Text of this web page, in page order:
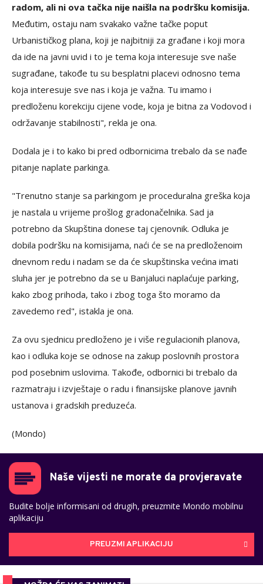
radom, ali ni ova tačka nije naišla na podršku komisija.
Međutim, ostaju nam svakako važne tačke poput
Urbanističkog plana, koji je najbitniji za građane i koji mora
da ide na javni uvid i to je tema koja interesuje sve naše
sugrađane, takođe tu su besplatni placevi odnosno tema
koja interesuje sve nas i koja je važna. Tu imamo i
predloženu korekciju cijene vode, koja je bitna za Vodovod i
održavanje stabilnosti", rekla je ona.
Dodala je i to kako bi pred odbornicima trebalo da se nađe
pitanje naplate parkinga.
"Trenutno stanje sa parkingom je proceduralna greška koja
je nastala u vrijeme prošlog gradonačelnika. Sad ja
potrebno da Skupština donese taj cjenovnik. Odluka je
dobila podršku na komisijama, naći će se na predloženoim
dnevnom redu i nadam se da će skupštinska većina imati
sluha jer je potrebno da se u Banjaluci naplaćuje parking,
kako zbog prihoda, tako i zbog toga što moramo da
zavedemo red", istakla je ona.
Za ovu sjednicu predloženo je i više regulacionih planova,
kao i odluka koje se odnose na zakup poslovnih prostora
pod posebnim uslovima. Takođe, odbornici bi trebalo da
razmatraju i izvještaje o radu i finansijske planove javnih
ustanova i gradskih preduzeća.
(Mondo)
Naše vijesti ne morate da provjeravate
Budite bolje informisani od drugih, preuzmite Mondo mobilnu
aplikaciju
PREUZMI APLIKACIJU